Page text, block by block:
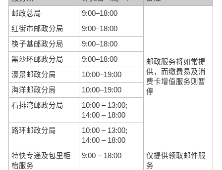
邮政总局
9:00–18:00
邮政服务将如常提
供，而缴费易及消
费卡增值服务则暂
停
红街市邮政分局
9:00–18:00
筷子基邮政分局
9:00–18:00
黑沙环邮政分局
9:00–18:00
濠景邮政分局
10:00–19:00
海洋邮政分局
10:00–19:00
石排湾邮政分局
10:00 – 13:00;
14:00 – 18:00
路环邮政分局
10:00 – 13:00;
14:00 – 18:00
特快专递及包里柜
枱服务
9:00 – 18:00
仅提供领取邮件服
务